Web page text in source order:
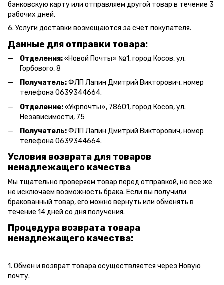
банковскую карту или отправляем другой товар в течение 3
рабочих дней.
6. Услуги доставки возмещаются за счет покупателя.
Данные для отправки товара:
Отделения:«Новой Почты» №1, город Косов,ул.
Горбового, 8
Получатель:ФЛП Лапин Дмитрий Викторович, номер
телефона 0639344664.
Отделение:«Укрпочты», 78601, город Косов, ул.
Независимости, 75
Получатель:ФЛП Лапин Дмитрий Викторович, номер
телефона 0639344664.
Условия возврата для товаров
ненадлежащего качества
Мы тщательно проверяем товар перед отправкой, но все же
не исключаем возможность брака. Если вы получили
бракованный товар, его можно вернуть или обменять в
течение 14 дней со дня получения.
Процедура возврата товара
ненадлежащего качества:
1. Обмен и возврат товара осуществляется через Новую
почту.